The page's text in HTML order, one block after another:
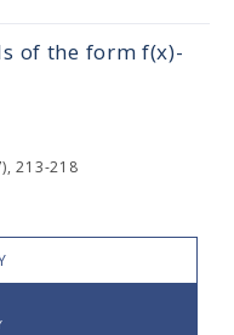
of the form f(x)-
213-218